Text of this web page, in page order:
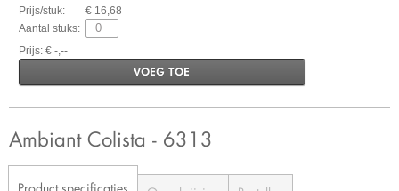
Prijs/stuk:
€ 16,68
Aantal stuks:
Prijs: € -,--
VOEG TOE
Ambiant Colista - 6313
Product specificaties